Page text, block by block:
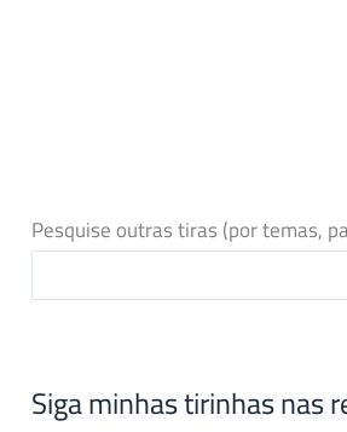
Pesquise outras tiras (por temas,
Siga minhas tirinhas nas